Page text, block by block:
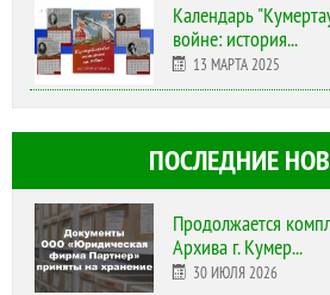
Календарь
войне: история...
13 МАРТА 2025
ПОСЛЕДНИЕ
Продолжается
Архива г. Кумер...
30 ИЮЛЯ 2026